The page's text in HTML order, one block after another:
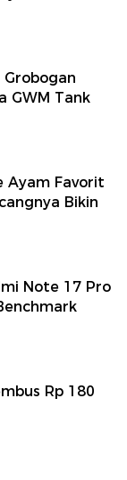
GWM Tank
Ayam Favorit
Bikin
Note 17 Pro
Rp 180